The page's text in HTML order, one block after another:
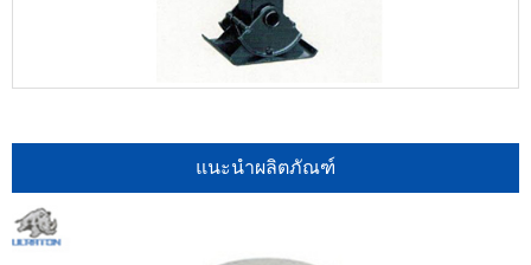
แนะนำผลิตภัณฑ์